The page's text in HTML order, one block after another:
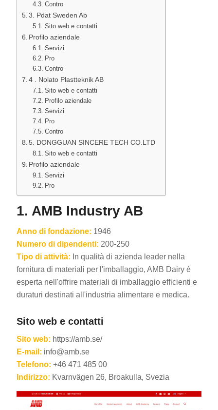
Contro
3. Pdat Sweden Ab
Sito web e contatti
Profilo aziendale
Servizi
Pro
Contro
4 . Nolato Plastteknik AB
Sito web e contatti
Profilo aziendale
Servizi
Pro
Contro
5. DONGGUAN SINCERE TECH CO.LTD
Sito web e contatti
Profilo aziendale
Servizi
Pro
1. AMB Industry AB
Anno di fondazione: 1946
Numero di dipendenti: 200-250
Tipo di attività: In qualità di azienda leader nella
fornitura di materiali per l'imballaggio, AMB Dairy è
esperta nell'offrire materiali di imballaggio efficienti e
duraturi destinati all'industria alimentare e medica.
Sito web e contatti
Sito web: https://amb.se/
E-mail: info@amb.se
Telefono: +46 471 485 00
Indirizzo: Kvarnvägen 26, Broakulla, Svezia